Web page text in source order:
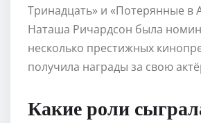
Тринадцать» и «Потерянные в
Наташа Ричардсон была
несколько престижных
получила награды за свою
Какие роли